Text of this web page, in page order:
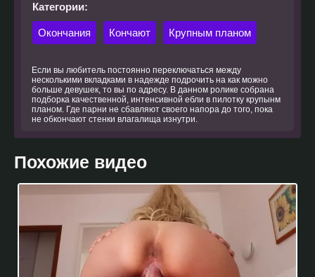
Категории:
Окончания Кончают Крупным планом
Если вы любитель постоянно переключаться между
несколькими вкладками в надежде подрочить на как можно
больше девушек, то вы по адресу. В данном ролике собрана
подборка качественной, интенсивной ебли в пилотку крупынм
планом. Где парни не сбавляют своего напора до того, пока
не обкончают стенки влагалища изнутри.
Похожие видео